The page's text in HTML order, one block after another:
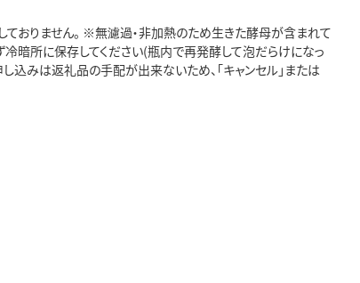
おりません。 ※無濾過・非加熱のため生きた酵母が含まれて
暗所に保存してください(瓶内で再発酵して泡だらけになっ
みは返礼品の手配が出来ないため、「キャンセル」または